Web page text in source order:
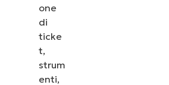
one
di
ticke
t,
strum
enti,